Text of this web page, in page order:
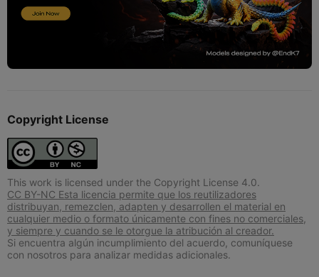
Copyright License
This work is licensed under the Copyright License 4.0.
CC BY-NC Esta licencia permite que los reutilizadores
distribuyan, remezclen, adapten y desarrollen el material en
cualquier medio o formato únicamente con fines no comerciales,
y siempre y cuando se le otorgue la atribución al creador.
Si encuentra algún incumplimiento del acuerdo, comuníquese
con nosotros para analizar medidas adicionales.